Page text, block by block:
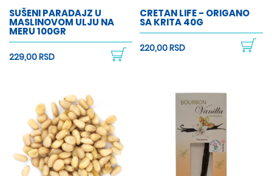
SUŠENI PARADAJZ U
MASLINOVOM ULJU NA
MERU 100GR
229,00 RSD
CRETAN LIFE - ORIGANO
SA KRITA 40G
220,00 RSD